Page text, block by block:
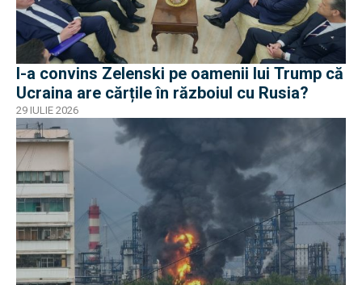
I-a convins Zelenski pe oamenii lui Trump că
Ucraina are cărțile în războiul cu Rusia?
29 IULIE 2026